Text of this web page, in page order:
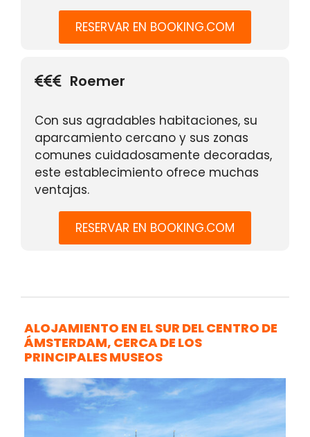
RESERVAR EN BOOKING.COM
Roemer
Con sus agradables habitaciones, su
aparcamiento cercano y sus zonas
comunes cuidadosamente decoradas,
este establecimiento ofrece muchas
ventajas.
RESERVAR EN BOOKING.COM
ALOJAMIENTO EN EL SUR DEL CENTRO DE
ÁMSTERDAM, CERCA DE LOS
PRINCIPALES MUSEOS